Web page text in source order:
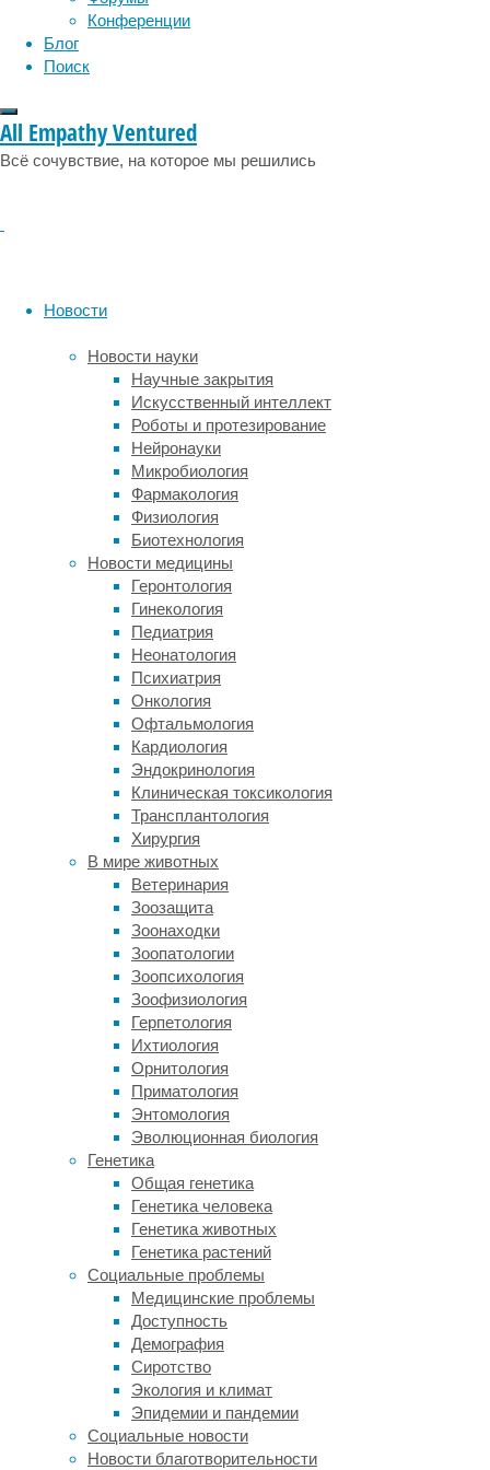
Конференции
Блог
Поиск
All Empathy Ventured
Всё сочувствие, на которое мы решились
Новости
Новости науки
Научные закрытия
Искусственный интеллект
Роботы и протезирование
Нейронауки
Микробиология
Фармакология
Физиология
Биотехнология
Новости медицины
Геронтология
Гинекология
Педиатрия
Неонатология
Психиатрия
Онкология
Офтальмология
Кардиология
Эндокринология
Клиническая токсикология
Трансплантология
Хирургия
В мире животных
Ветеринария
Зоозащита
Зоонаходки
Зоопатологии
Зоопсихология
Зоофизиология
Герпетология
Ихтиология
Орнитология
Приматология
Энтомология
Эволюционная биология
Генетика
Общая генетика
Генетика человека
Генетика животных
Генетика растений
Социальные проблемы
Медицинские проблемы
Доступность
Демография
Сиротство
Экология и климат
Эпидемии и пандемии
Социальные новости
Новости благотворительности
на
утро.
диетолог
По
врача
эндокринолога,
лучше
всего,
если
перед
приемом
алкоголя
съесть
нежирное
белковое
блюдо,
например
рыбу
птицу
углеводным
гарниром
картофелем,
рисом,
тушеными
овощами.
Рис
и
отварной
картофель
замедляют
всасывание
алкоголя
и
являются
хорошими
адсорбентами,
то
есть
частично
выводят
алкоголь.
Наталья
Фадеева.
Кандидат
медицинских
наук,
врач
диетолог-
эндокринолог